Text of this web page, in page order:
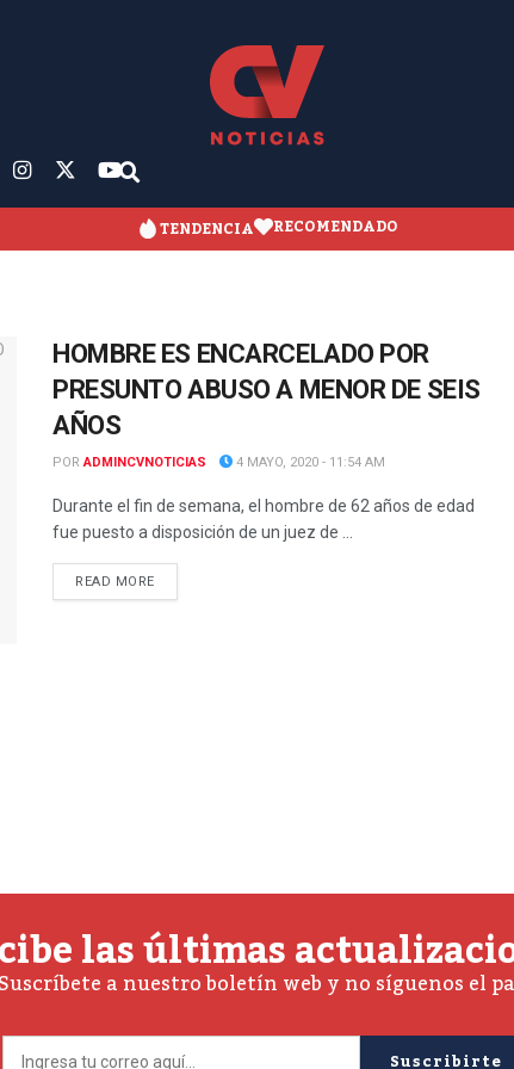
TENDENCIA RECOMENDADO
HOMBRE ES ENCARCELADO POR
PRESUNTO ABUSO A MENOR DE SEIS
AÑOS
POR ADMINCVNOTICIAS 4 MAYO, 2020 - 11:54 AM
Durante el fin de semana, el hombre de 62 años de edad
fue puesto a disposición de un juez de ...
READ MORE
las últimas
a nuestro boletín web y no síguenos el